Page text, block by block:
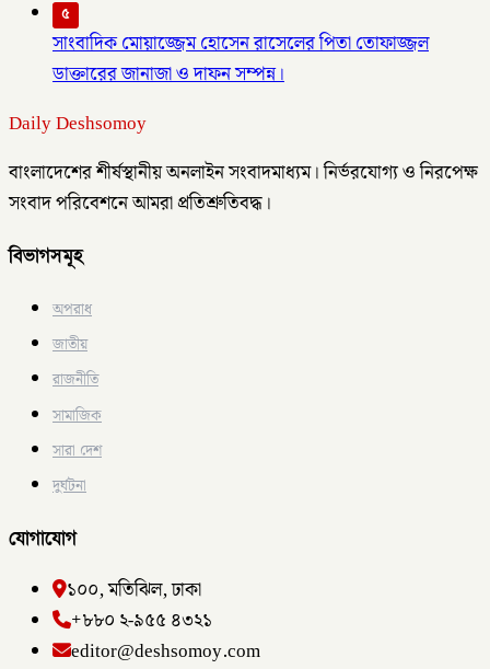
৫
সাংবাদিক মোয়াজ্জেম হোসেন রাসেলের পিতা তোফাজ্জল
ডাক্তারের জানাজা ও দাফন সম্পন্ন।
Daily Deshsomoy
বাংলাদেশের শীর্ষস্থানীয় অনলাইন সংবাদমাধ্যম। নির্ভরযোগ্য ও নিরপেক্ষ
সংবাদ পরিবেশনে আমরা প্রতিশ্রুতিবদ্ধ।
বিভাগসমূহ
অপরাধ
জাতীয়
রাজনীতি
সামাজিক
সারা দেশ
দুর্ঘটনা
যোগাযোগ
১০০, মতিঝিল, ঢাকা
+৮৮০ ২-৯৫৫ ৪৩২১
editor@deshsomoy.com